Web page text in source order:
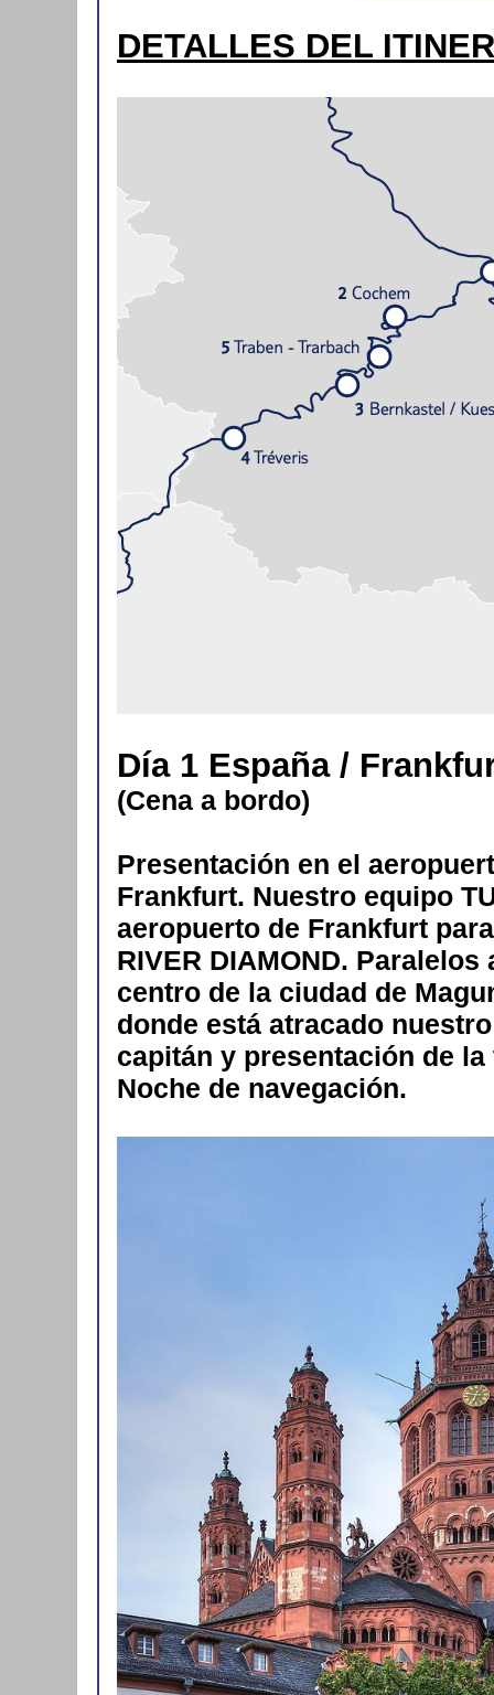
DETALLES DEL
Día 1 España /
(Cena a bordo)
Presentación en el
Frankfurt. Nuestro equipo
aeropuerto de Frankfurt
RIVER DIAMOND.
centro de la ciudad de
donde está atracado
capitán y presentación de
Noche de navegación.